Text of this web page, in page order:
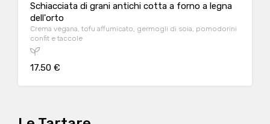
Schiacciata di grani antichi cotta a forno a legna
dell'orto
Crema vegana, tofu affumicato, germogli di soia, pomodorini
confit e taccole
17.50 €